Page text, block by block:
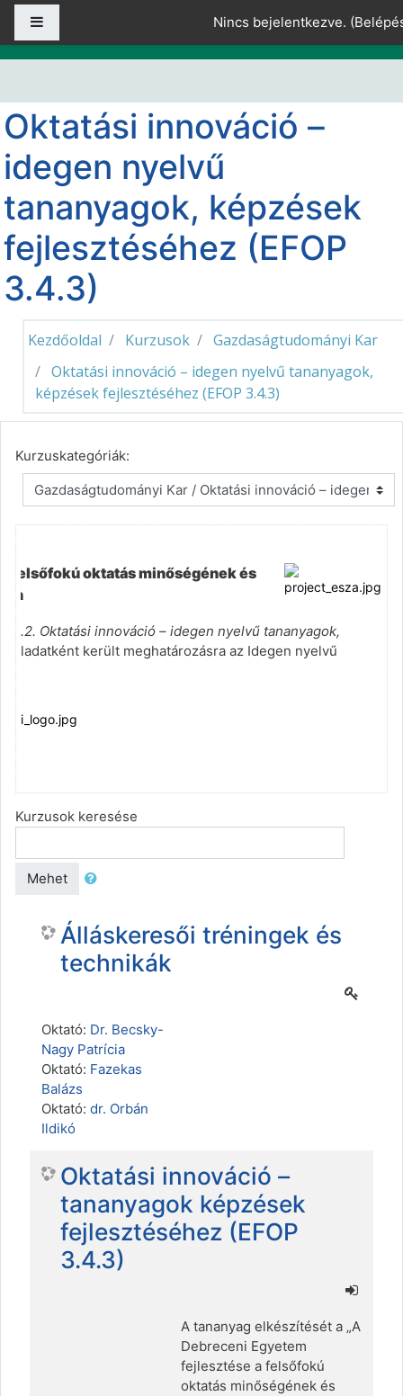
Tovább a fő tartalomhoz
Nincs bejelentkezve. (
Oktatási innováció –
idegen nyelvű
tananyagok, képzések
fejlesztéséhez (EFOP
3.4.3)
Kezdőoldal Kurzusok
Gazdaságtudományi Kar
Oktatási innováció – idegen nyelvű tananyagok,
képzések fejlesztéséhez (EFOP 3.4.3)
Kurzuskategóriák:
felsőfokú oktatás minőségének és
A.2. Oktatási innováció – idegen nyelvű tananyagok,
került meghatározásra az Idegen nyelvű
Kurzusok keresése
Mehet
Álláskeresői tréningek és
technikák
Oktató: Dr. Becsky-
Nagy Patrícia
Oktató: Fazekas
Balázs
Oktató: dr. Orbán
Ildikó
Oktatási innováció –
tananyagok képzések
fejlesztéséhez (EFOP
3.4.3)
A tananyag elkészítését a „A
Debreceni Egyetem
fejlesztése a felsőfokú
oktatás minőségének és